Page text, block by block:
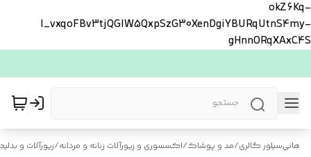
okZ6Kq-
l_vxqoFBv3tjQGlW5QxpSzG30XenDgiYBURqUtnS4my-
gHnnORqXAxC4S
هانی‌سیلور گالری/مد و پوشاک/اکسسوری و زیورآلات زنانه و مردانه/زیورآلات و